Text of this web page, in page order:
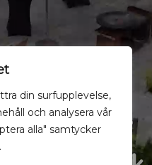
din surfupplevelse,
och analysera vår
alla" samtycker